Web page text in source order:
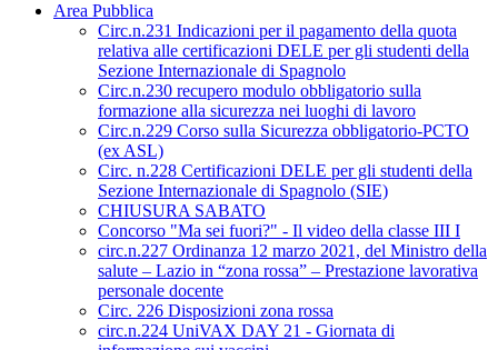
Area Pubblica
Circ.n.231 Indicazioni per il pagamento della quota
relativa alle certificazioni DELE per gli studenti della
Sezione Internazionale di Spagnolo
Circ.n.230 recupero modulo obbligatorio sulla
formazione alla sicurezza nei luoghi di lavoro
Circ.n.229 Corso sulla Sicurezza obbligatorio-PCTO
(ex ASL)
Circ. n.228 Certificazioni DELE per gli studenti della
Sezione Internazionale di Spagnolo (SIE)
CHIUSURA SABATO
Concorso "Ma sei fuori?" - Il video della classe III I
circ.n.227 Ordinanza 12 marzo 2021, del Ministro della
salute – Lazio in “zona rossa” – Prestazione lavorativa
personale docente
Circ. 226 Disposizioni zona rossa
circ.n.224 UniVAX DAY 21 - Giornata di